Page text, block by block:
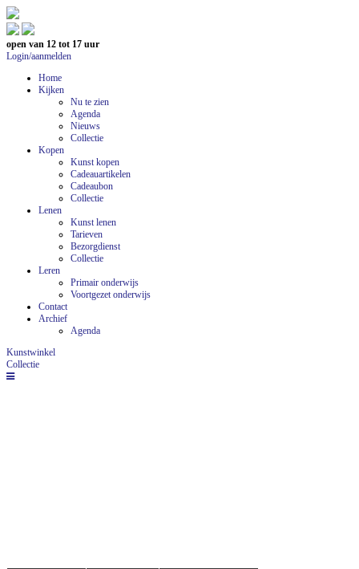
open van 12 tot 17 uur
Login/aanmelden
Home
Kijken
Nu te zien
Agenda
Nieuws
Collectie
Kopen
Kunst kopen
Cadeauartikelen
Cadeaubon
Collectie
Lenen
Kunst lenen
Tarieven
Bezorgdienst
Collectie
Leren
Primair onderwijs
Voortgezet onderwijs
Contact
Archief
Agenda
Kunstwinkel
Collectie